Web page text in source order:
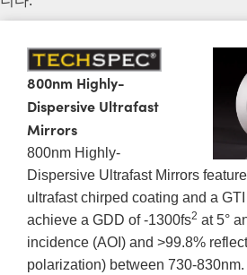
800nm Highly-
Dispersive Ultrafast
Mirrors
800nm Highly-
Dispersive Ultrafast Mirrors
ultrafast chirped coating and a
achieve a GDD of -1300fs2 at 5°
incidence (AOI) and >99.8%
polarization) between 730-